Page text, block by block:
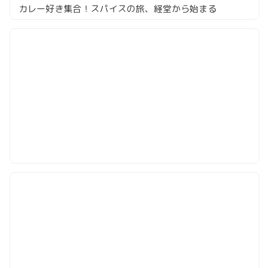
カレー好き集合！スパイスの旅、経堂から始まる